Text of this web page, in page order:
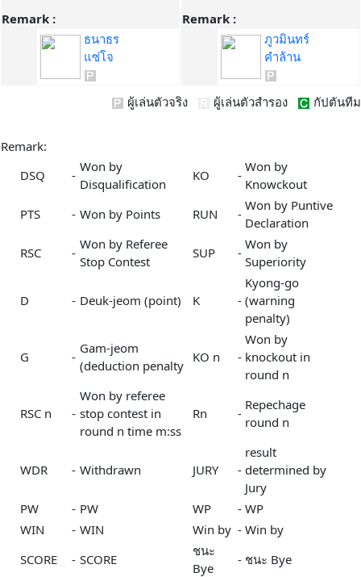
Remark :
ธนาธร
แซ่โจ
Remark :
ภูวมินทร์
คำล้าน
ผู้เล่นตัวจริง ผู้เล่นตัวสำรอง กัปตันทีม
Remark:
DSQ
-
Won by
Disqualification
KO -
Won by
Knowckout
PTS
- Won by Points RUN -
Won by Puntive
Declaration
RSC
-
Won by Referee
Stop Contest
SUP -
Won by
Superiority
D - Deuk-jeom (point) K -
Kyong-go
(warning
penalty)
G -
Gam-jeom
(deduction penalty
KO n -
Won by
knockout in
round n
RSC n -
Won by referee
stop contest in
round n time m:ss
Rn -
Repechage
round n
WDR - Withdrawn JURY -
result
determined by
Jury
PW
- PW WP - WP
WIN
- WIN Win by - Win by
SCORE
- SCORE
ชนะ
Bye
- ชนะ Bye